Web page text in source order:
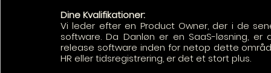
Dine Kvalifikationer:
Vi leder efter en Product Owner, der i de
software. Da Danløn er en SaaS-løsning,
release software inden for netop dette
HR eller tidsregistrering, er det et stort plus.